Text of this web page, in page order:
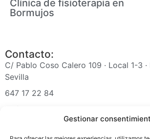
Gestionar
Clínica de fisioterapia en
Bormujos
Contacto:
C/ Pablo Coso Calero 109 · Local 1-3 ·
Sevilla
647 17 22 84
irisfisioterapiawellness@gmail.com